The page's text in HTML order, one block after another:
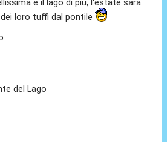
e il lago di più, l'estate sarà
loro tuffi dal pontile
del Lago